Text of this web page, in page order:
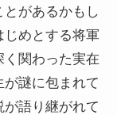
があるかもし
めとする将軍
関わった実在
謎に包まれて
語り継がれて